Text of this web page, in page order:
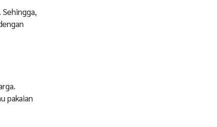
pakaian